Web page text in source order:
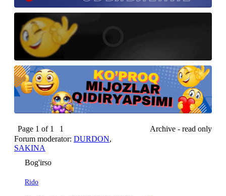
Page 1 of 1 1
Archive - read only
Forum moderator: DURDON,
SAKINA
Bog'irso
Rido